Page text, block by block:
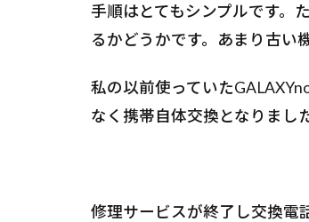
手順はとてもシンプルです。
るかどうかです。あまり古い
私の以前使っていた
なく携帯自体交換となりまし
修理サービスが終了し交換電